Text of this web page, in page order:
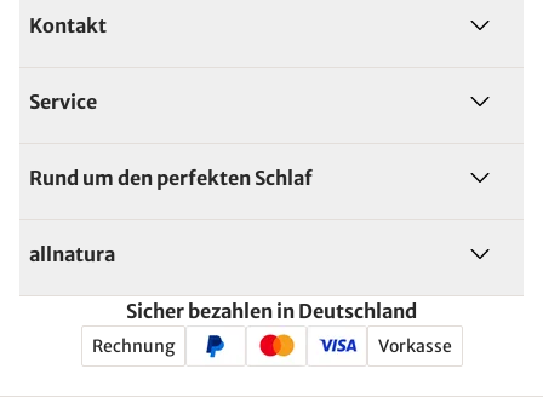
Kontakt
Service
Rund um den perfekten Schlaf
allnatura
Sicher bezahlen in Deutschland
Rechnung Vorkasse